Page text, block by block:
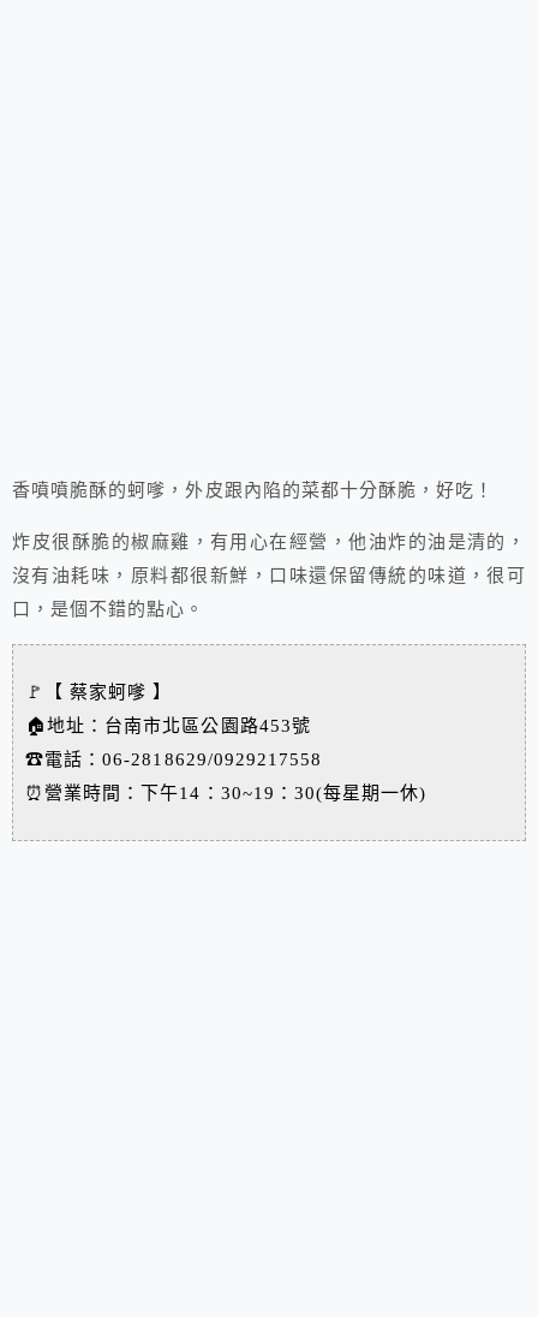
香噴噴脆酥的蚵嗲，外皮跟內陷的菜都十分酥脆，好吃！
炸皮很酥脆的椒麻雞，有用心在經營，他油炸的油是清的，
沒有油耗味，原料都很新鮮，口味還保留傳統的味道，很可
口，是個不錯的點心。
🚩【 蔡家蚵嗲 】
🏠地址：台南市北區公園路453號
☎電話：06-2818629/0929217558
⏰營業時間：下午14：30~19：30(每星期一休)